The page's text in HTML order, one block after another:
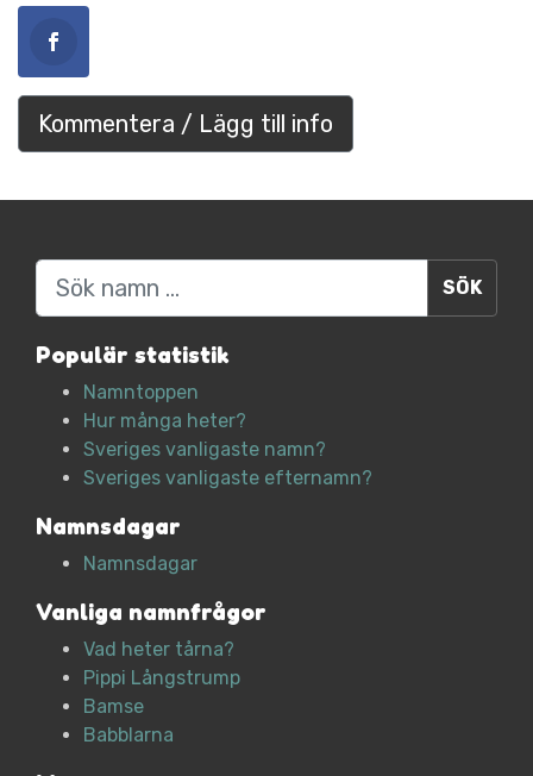
Kommentera / Lägg till info
Sök
Populär statistik
Namntoppen
Hur många heter?
Sveriges vanligaste namn?
Sveriges vanligaste efternamn?
Namnsdagar
Namnsdagar
Vanliga namnfrågor
Vad heter tårna?
Pippi Långstrump
Bamse
Babblarna